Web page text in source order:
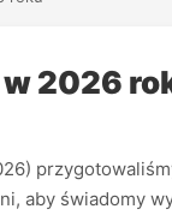
2026
aby świadomy